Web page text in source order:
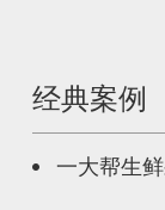
经典案例
一大帮生